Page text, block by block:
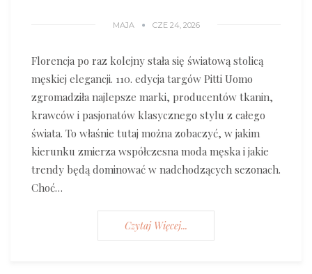
MAJA CZE 24, 2026
Florencja po raz kolejny stała się światową stolicą
męskiej elegancji. 110. edycja targów Pitti Uomo
zgromadziła najlepsze marki, producentów tkanin,
krawców i pasjonatów klasycznego stylu z całego
świata. To właśnie tutaj można zobaczyć, w jakim
kierunku zmierza współczesna moda męska i jakie
trendy będą dominować w nadchodzących sezonach.
Choć…
Czytaj Więcej...